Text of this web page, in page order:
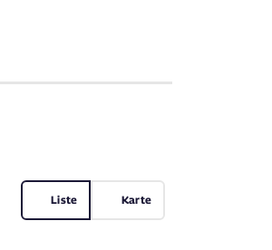
Liste Karte